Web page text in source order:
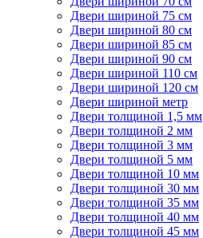
Двери шириной 75 см
Двери шириной 80 см
Двери шириной 85 см
Двери шириной 90 см
Двери шириной 110 см
Двери шириной 120 см
Двери шириной метр
Двери толщиной 1,5 мм
Двери толщиной 2 мм
Двери толщиной 3 мм
Двери толщиной 5 мм
Двери толщиной 10 мм
Двери толщиной 30 мм
Двери толщиной 35 мм
Двери толщиной 40 мм
Двери толщиной 45 мм